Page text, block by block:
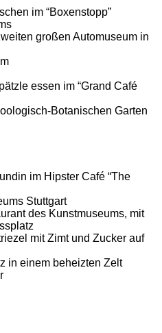
im “Boxenstopp”
großen Automuseum in
essen im “Grand Café
Botanischen Garten
im Hipster Café “The
Stuttgart
des Kunstmuseums, mit
mit Zimt und Zucker auf
in einem beheizten Zelt